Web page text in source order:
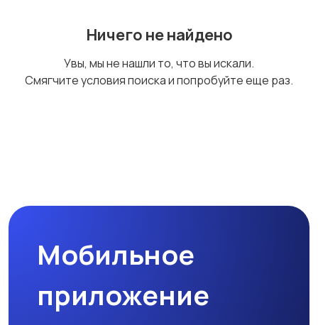
Ничего не найдено
Увы, мы не нашли то, что вы искали.
Смягчите условия поиска и попробуйте еще раз.
Мобильное
приложение